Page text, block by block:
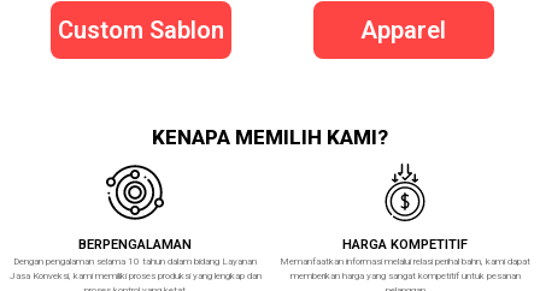
Custom Sablon Apparel
KENAPA MEMILIH KAMI?
BERPENGALAMAN
Dengan pengalaman selama 10 tahun dalam bidang Layanan
Jasa Konveksi, kami memiliki proses produksi yang lengkap dan
HARGA KOMPETITIF
Memanfaatkan informasi melalui relasi perihal bahn, kami dapat
memberikan harga yang sangat kompetitif untuk pesanan